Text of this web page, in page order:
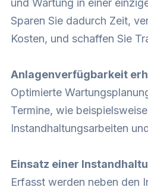
und Wartung in einer
Sparen Sie dadurch Zeit,
Kosten, und schaffen Sie
Anlagenverfügbarkeit
Optimierte
Termine, wie
Instandhaltungsarbeiten
Einsatz einer
Erfasst werden neben den